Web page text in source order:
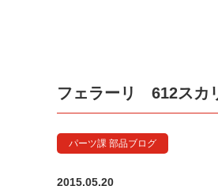
フェラーリ 612スカ
パーツ課 部品ブログ
2015.05.20